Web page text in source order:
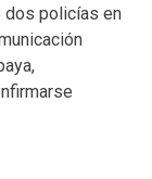
dos policías en